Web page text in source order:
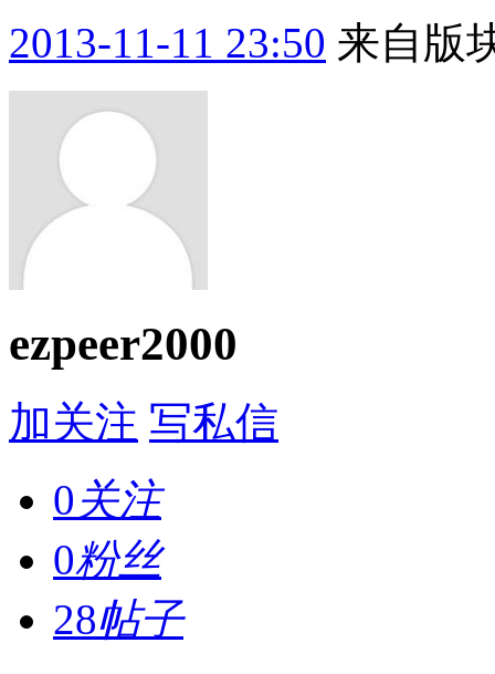
2013-11-11 23:50 来自版
ezpeer2000
加关注 写私信
0关注
0粉丝
28帖子